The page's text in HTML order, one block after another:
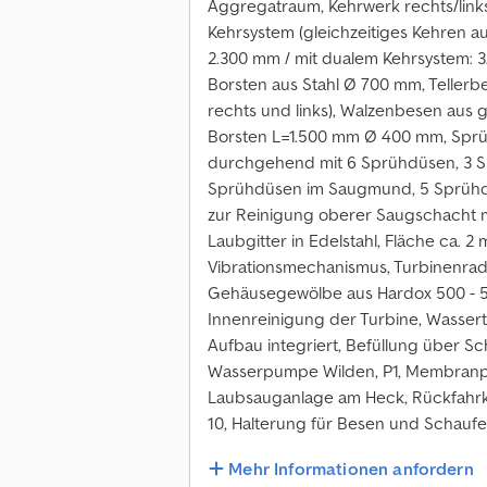
Aggregatraum, Kehrwerk rechts/
Kehrsystem (gleichzeitiges Kehren
2.300 mm / mit dualem Kehrsystem:
Borsten aus Stahl Ø 700 mm,
rechts und links), Walzenbesen
Borsten L=1.500 mm Ø 400 mm,
durchgehend mit 6 Sprühdüsen, 3
Sprühdüsen im Saugmund, 5
zur Reinigung oberer Saugschacht
Laubgitter in Edelstahl, Fläche ca. 2
Vibrationsmechanismus,
Gehäusegewölbe aus Hardox 500 -
Innenreinigung der Turbine,
Aufbau integriert, Befüllung über
Wasserpumpe Wilden, P1,
Laubsauganlage am Heck,
10, Halterung für Besen und
Mehr Informationen anfordern